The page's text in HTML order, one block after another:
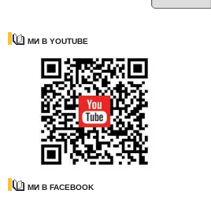
МИ В YOUTUBE
МИ В FACEBOOK